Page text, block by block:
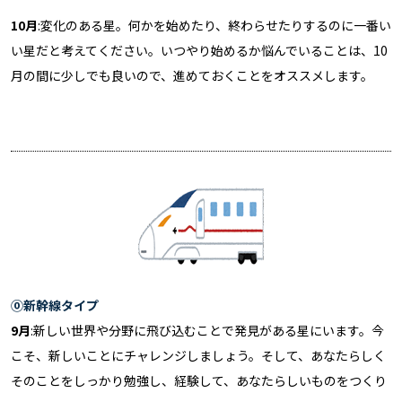
10月:変化のある星。何かを始めたり、終わらせたりするのに一番い
い星だと考えてください。いつやり始めるか悩んでいることは、10
月の間に少しでも良いので、進めておくことをオススメします。
⓪新幹線タイプ
9月:新しい世界や分野に飛び込むことで発見がある星にいます。今
こそ、新しいことにチャレンジしましょう。そして、あなたらしく
そのことをしっかり勉強し、経験して、あなたらしいものをつくり